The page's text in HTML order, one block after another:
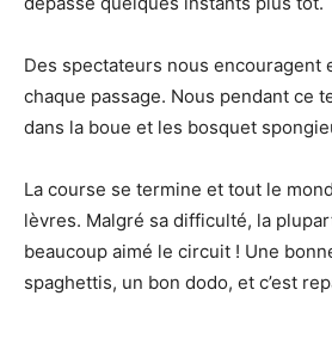
Des spectateurs nous encouragent
chaque passage. Nous pendant ce
dans la boue et les bosquet
La course se termine et tout le
lèvres. Malgré sa difficulté, la
beaucoup aimé le circuit ! Une
spaghettis, un bon dodo, et c’est